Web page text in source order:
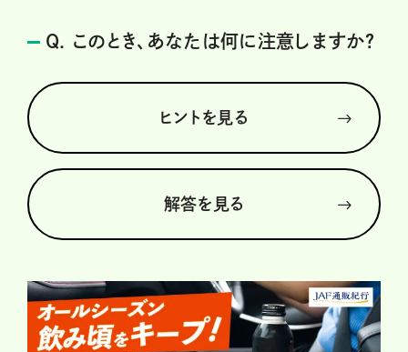
Q. このとき、あなたは何に注意しますか？
ヒントを見る
解答を見る